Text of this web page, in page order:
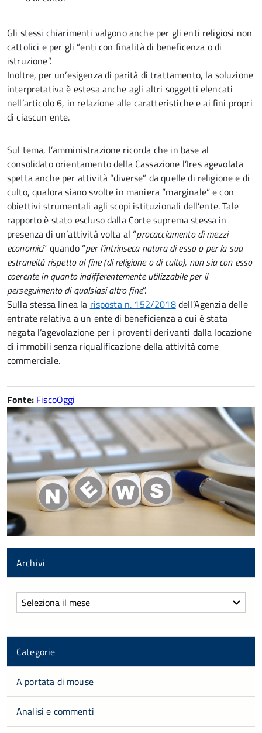
Gli stessi chiarimenti valgono anche per gli enti religiosi non
cattolici e per gli “enti con finalità di beneficenza o di
istruzione”.
Inoltre, per un’esigenza di parità di trattamento, la soluzione
interpretativa è estesa anche agli altri soggetti elencati
nell’articolo 6, in relazione alle caratteristiche e ai fini propri
di ciascun ente.
Sul tema, l’amministrazione ricorda che in base al
consolidato orientamento della Cassazione l’Ires agevolata
spetta anche per attività “diverse” da quelle di religione e di
culto, qualora siano svolte in maniera “marginale” e con
obiettivi strumentali agli scopi istituzionali dell’ente. Tale
rapporto è stato escluso dalla Corte suprema stessa in
presenza di un’attività volta al “procacciamento di mezzi
economici” quando “per l’intrinseca natura di esso o per la sua
estraneità rispetto al fine (di religione o di culto), non sia con esso
coerente in quanto indifferentemente utilizzabile per il
perseguimento di qualsiasi altro fine”.
Sulla stessa linea la risposta n. 152/2018dell’Agenzia delle
entrate relativa a un ente di beneficienza a cui è stata
negata l’agevolazione per i proventi derivanti dalla locazione
di immobili senza riqualificazione della attività come
commerciale.
Fonte: FiscoOggi
Archivi
Archivi
Categorie
A portata di mouse
Analisi e commenti